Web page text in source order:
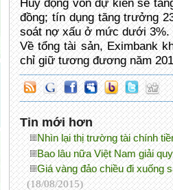
Huy động vốn dự kiến sẽ
đồng; tín dụng tăng trưởng
soát nợ xấu ở mức dưới 3%.
Về tổng tài sản, Eximbank
chỉ giữ tương đương năm
Tin mới hơn
Nhìn lại thị trường tài chính
Bao lâu nữa Việt Nam giải
Giá vàng đảo chiều đi xuống
(18/08/2015)